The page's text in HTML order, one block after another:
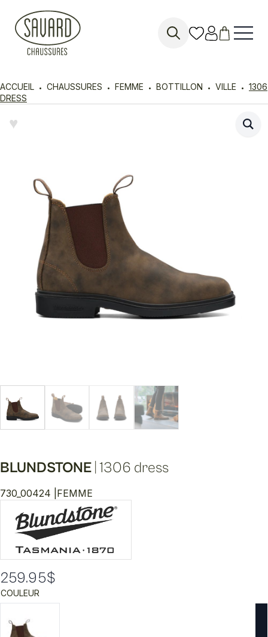
ACCUEIL CHAUSSURES FEMME BOTTILLON VILLE
1306
DRESS
♥︎
BLUNDSTONE 1306 dress
730_00424 | FEMME
259.95$
COULEUR